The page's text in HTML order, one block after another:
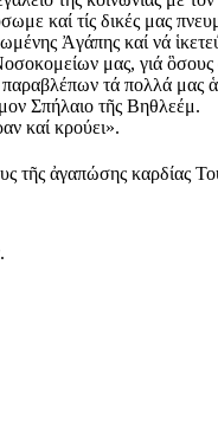
καί τίς δικές μας
Ἀγάπης καί νά
μας, γιά
τά πολλά μας
Σπήλαιο τῆς Βηθλεέμ.
καί κρούει».
τῆς ἀγαπώσης